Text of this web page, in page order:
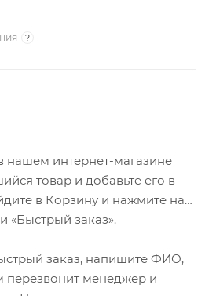
?
нашем интернет-магазине
товар и добавьте его в
в Корзину и нажмите на
«Быстрый заказ».
заказ, напишите ФИО,
перезвонит менеджер и